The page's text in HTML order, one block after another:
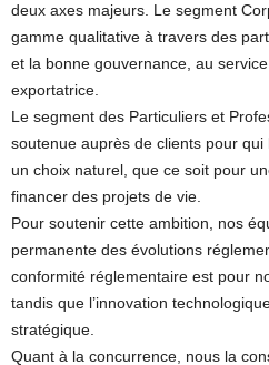
deux axes majeurs. Le segment
gamme qualitative à travers des
et la bonne gouvernance, au
exportatrice.
Le segment des Particuliers et
soutenue auprès de clients pour
un choix naturel, que ce soit pour
financer des projets de vie.
Pour soutenir cette ambition, nos
permanente des évolutions
conformité réglementaire est pour
tandis que l’innovation
stratégique.
Quant à la concurrence, nous la